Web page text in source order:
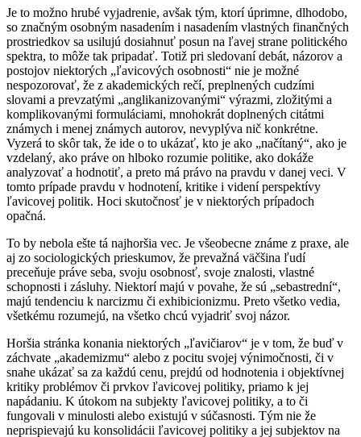
Je to možno hrubé vyjadrenie, avšak tým, ktorí úprimne, dlhodobo,
so značným osobným nasadením i nasadením vlastných finančných
prostriedkov sa usilujú dosiahnuť posun na ľavej strane politického
spektra, to môže tak pripadať. Totiž pri sledovaní debát, názorov a
postojov niektorých „ľavicových osobnosti“ nie je možné
nespozorovať, že z akademických rečí, preplnených cudzími
slovami a prevzatými „anglikanizovanými“ výrazmi, zložitými a
komplikovanými formuláciami, mnohokrát doplnených citátmi
známych i menej známych autorov, nevyplýva nič konkrétne.
Vyzerá to skôr tak, že ide o to ukázať, kto je ako „načítaný“, ako je
vzdelaný, ako práve on hlboko rozumie politike, ako dokáže
analyzovať a hodnotiť, a preto má právo na pravdu v danej veci. V
tomto prípade pravdu v hodnotení, kritike i videní perspektívy
ľavicovej politik. Hoci skutočnosť je v niektorých prípadoch
opačná.
To by nebola ešte tá najhoršia vec. Je všeobecne známe z praxe, ale
aj zo sociologických prieskumov, že prevažná väčšina ľudí
preceňuje práve seba, svoju osobnosť, svoje znalosti, vlastné
schopnosti i zásluhy. Niektorí majú v povahe, že sú „sebastrední“,
majú tendenciu k narcizmu či exhibicionizmu. Preto všetko vedia,
všetkému rozumejú, na všetko chcú vyjadriť svoj názor.
Horšia stránka konania niektorých „ľavičiarov“ je v tom, že buď v
záchvate „akademizmu“ alebo z pocitu svojej výnimočnosti, či v
snahe ukázať sa za každú cenu, prejdú od hodnotenia i objektívnej
kritiky problémov či prvkov ľavicovej politiky, priamo k jej
napádaniu. K útokom na subjekty ľavicovej politiky, a to či
fungovali v minulosti alebo existujú v súčasnosti. Tým nie že
neprispievajú ku konsolidácii ľavicovej politiky a jej subjektov na